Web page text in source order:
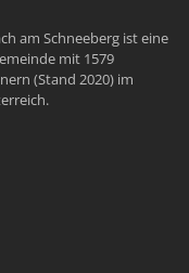
am Schneeberg ist eine
mit 1579
(Stand 2020) im